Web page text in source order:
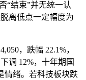
“结束”并无统一认
离低点一定幅度为
，跌幅 22.1%，
调 12%，十年期国
情绪。若科技板块跌